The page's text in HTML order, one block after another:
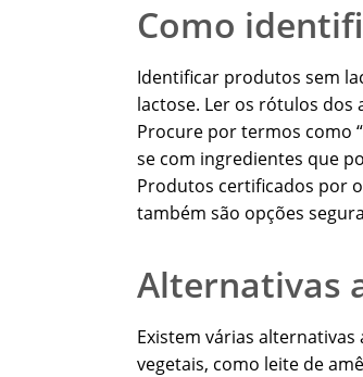
Como
Identificar produtos sem
lactose. Ler os rótulos
Procure por termos como
se com ingredientes que
Produtos certificados por
também são opções
Alternativas
Existem várias alternativas
vegetais, como leite de